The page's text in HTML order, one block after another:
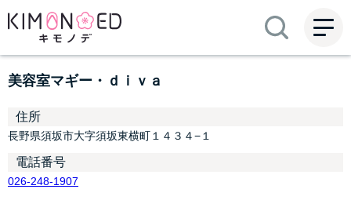
ME
NU
美容室マギー・ｄｉｖａ
住所
長野県須坂市大字須坂東横町１４３４−１
電話番号
026-248-1907